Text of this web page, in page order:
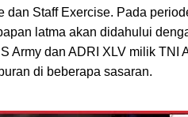
dan Staff Exercise. Pada
latma akan didahului
Army dan ADRI XLV milik TNI
di beberapa sasaran.